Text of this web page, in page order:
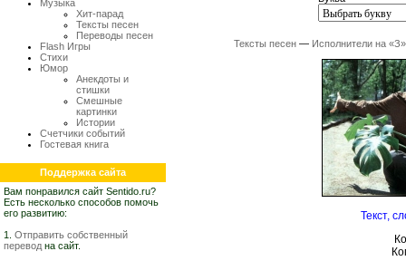
Музыка
Хит-парад
Тексты песен
Переводы песен
Flash Игры
Стихи
Юмор
Анекдоты и
стишки
Смешные
картинки
Истории
Счетчики событий
Гостевая книга
Поддержка сайта
Вам понравился сайт Sentido.ru?
Есть несколько способов помочь
его развитию:
1. Отправить собственный
перевод на сайт.
Тексты песен — Исполнители на «З»
Текст,